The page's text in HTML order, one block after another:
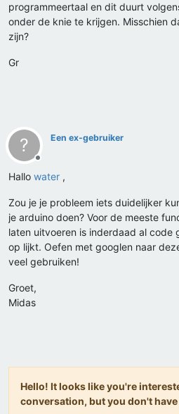
programmeertaal en dit duurt
onder de knie te krijgen. Misschien
zijn?
Gr
?
Offline
Een ex-gebruiker
Hallo water ,
Zou je je probleem iets duidelijker
je arduino doen? Voor de meeste
laten uitvoeren is inderdaad al code
op lijkt. Oefen met googlen naar
veel gebruiken!
Groet,
Midas
Hello! It looks like you're
conversation, but you don't